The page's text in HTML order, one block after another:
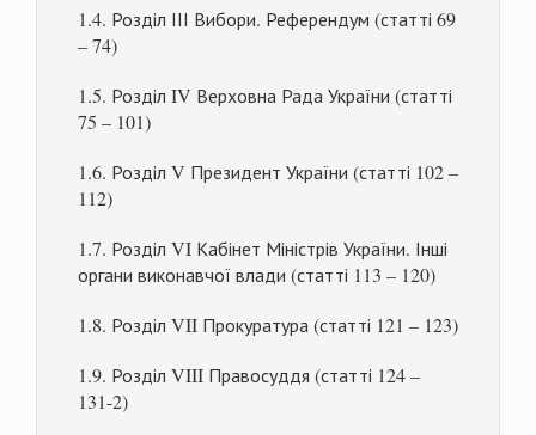
1.4. Розділ ІІІ Вибори. Референдум (статті 69
– 74)
1.5. Розділ IV Верховна Рада України (статті
75 – 101)
1.6. Розділ V Президент України (статті 102 –
112)
1.7. Розділ VI Кабінет Міністрів України. Інші
органи виконавчої влади (статті 113 – 120)
1.8. Розділ VII Прокуратура (статті 121 – 123)
1.9. Розділ VIII Правосуддя (статті 124 –
131-2)